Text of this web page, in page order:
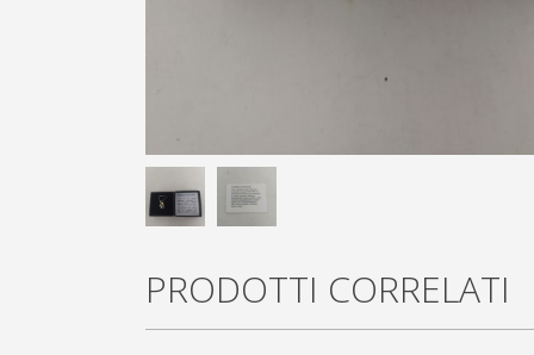
PRODOTTI CORRELATI